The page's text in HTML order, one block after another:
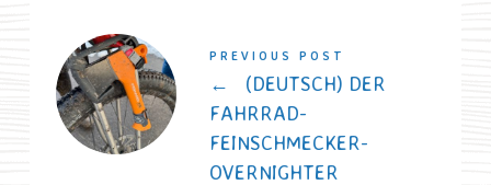
PREVIOUS POST
←
(DEUTSCH) DER
FAHRRAD-
FEINSCHMECKER-
OVERNIGHTER